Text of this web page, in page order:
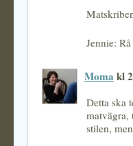
Jennie:
Moma kl
Detta ska
matvägra,
stilen,